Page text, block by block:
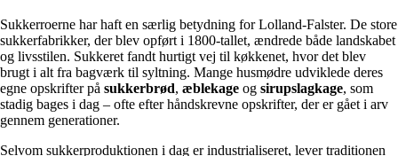
Sukkerroerne har haft en særlig betydning for Lolland-Falster. De store
sukkerfabrikker, der blev opført i 1800-tallet, ændrede både landskabet
og livsstilen. Sukkeret fandt hurtigt vej til køkkenet, hvor det blev
brugt i alt fra bagværk til syltning. Mange husmødre udviklede deres
egne opskrifter på sukkerbrød, æblekage og sirupslagkage, som
stadig bages i dag – ofte efter håndskrevne opskrifter, der er gået i arv
gennem generationer.
Selvom sukkerproduktionen i dag er industrialiseret, lever traditionen